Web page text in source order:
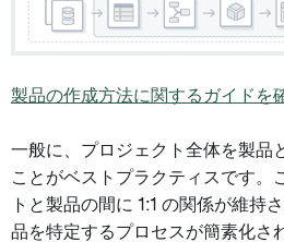
製品の作成方法に関するガイドを
一般に、プロジェクト全体を製品
ことがベストプラクティスです。
トと製品の間に 1:1 の関係が維持
品を特定するプロセスが簡素化さ